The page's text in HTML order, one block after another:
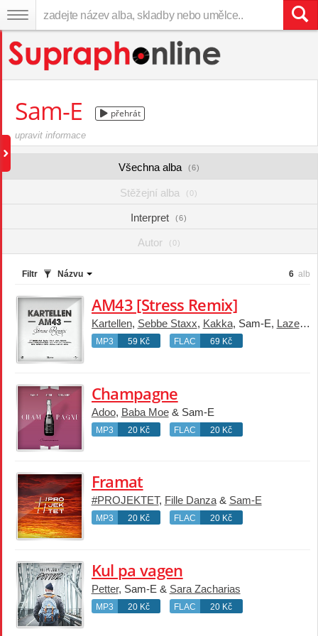
Sam-E přehrát
upravit informace
Všechna alba (6)
Stěžejní alba (0)
Interpret (6)
Autor (0)
Filtr Názvu 6 alb
AM43 [Stress Remix]
Kartellen, Sebbe Staxx, Kakka, Sam-E, Lazee ,
MP3 59 Kč FLAC 69 Kč
Champagne
Adoo, Baba Moe& Sam-E
MP3 20 Kč FLAC 20 Kč
Framat
#PROJEKTET, Fille Danza& Sam-E
MP3 20 Kč FLAC 20 Kč
Kul pa vagen
Petter, Sam-E & Sara Zacharias
MP3 20 Kč FLAC 20 Kč